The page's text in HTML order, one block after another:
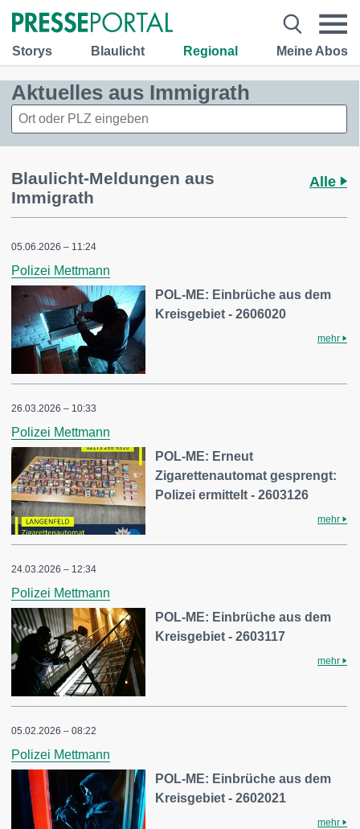
Storys Blaulicht Regional Meine Abos
Aktuelles aus Immigrath
Blaulicht-Meldungen aus
Immigrath
Alle
05.06.2026 – 11:24
Polizei Mettmann
POL-ME: Einbrüche aus dem
Kreisgebiet - 2606020
mehr
26.03.2026 – 10:33
Polizei Mettmann
POL-ME: Erneut
Zigarettenautomat gesprengt:
Polizei ermittelt - 2603126
mehr
24.03.2026 – 12:34
Polizei Mettmann
POL-ME: Einbrüche aus dem
Kreisgebiet - 2603117
mehr
05.02.2026 – 08:22
Polizei Mettmann
POL-ME: Einbrüche aus dem
Kreisgebiet - 2602021
mehr